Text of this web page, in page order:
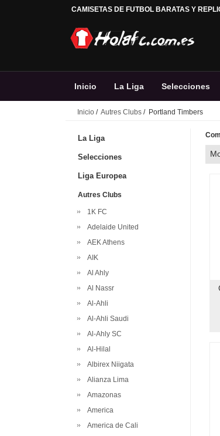
CAMISETAS DE FUTBOL BARATAS Y
Inicio La Liga Selecciones
Inicio / Autres Clubs / Portland Timbers
La Liga
Selecciones
Liga Europea
Autres Clubs
1K FC
Adelaide United
AEK Athens
AIK
Al Ahly
Al Nassr
Al-Ahli
Al-Ahli Saudi
Al-Ahly SC
Al-Hilal
Albirex Niigata
Alianza Lima
Amazonas
America
America de Cali